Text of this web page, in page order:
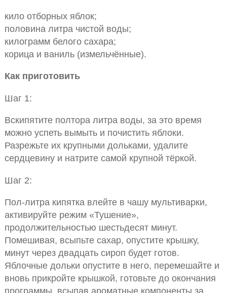
кило отборных яблок;
половина литра чистой воды;
килограмм белого сахара;
корица и ваниль (измельчённые).
Как приготовить
Шаг 1:
Вскипятите полтора литра воды, за это время
можно успеть вымыть и почистить яблоки.
Разрежьте их крупными дольками, удалите
сердцевину и натрите самой крупной тёркой.
Шаг 2:
Пол-литра кипятка влейте в чашу мультиварки,
активируйте режим «Тушение»,
продолжительностью шестьдесят минут.
Помешивая, всыпьте сахар, опустите крышку,
минут через двадцать сироп будет готов.
Яблочные дольки опустите в него, перемешайте и
вновь прикройте крышкой, готовьте до окончания
программы, всыпав ароматные компоненты за